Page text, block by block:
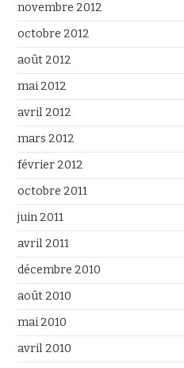
novembre 2012
octobre 2012
août 2012
mai 2012
avril 2012
mars 2012
février 2012
octobre 2011
juin 2011
avril 2011
décembre 2010
août 2010
mai 2010
avril 2010